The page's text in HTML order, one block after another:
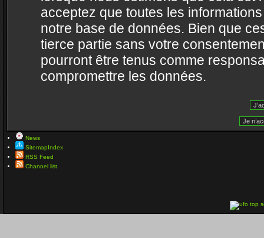
acceptez que toutes les
notre base de données. Bien que
tierce partie sans votre
pourront être tenus comme
compromettre les données.
News
SitemapIndex
RSS Feed
Channel list